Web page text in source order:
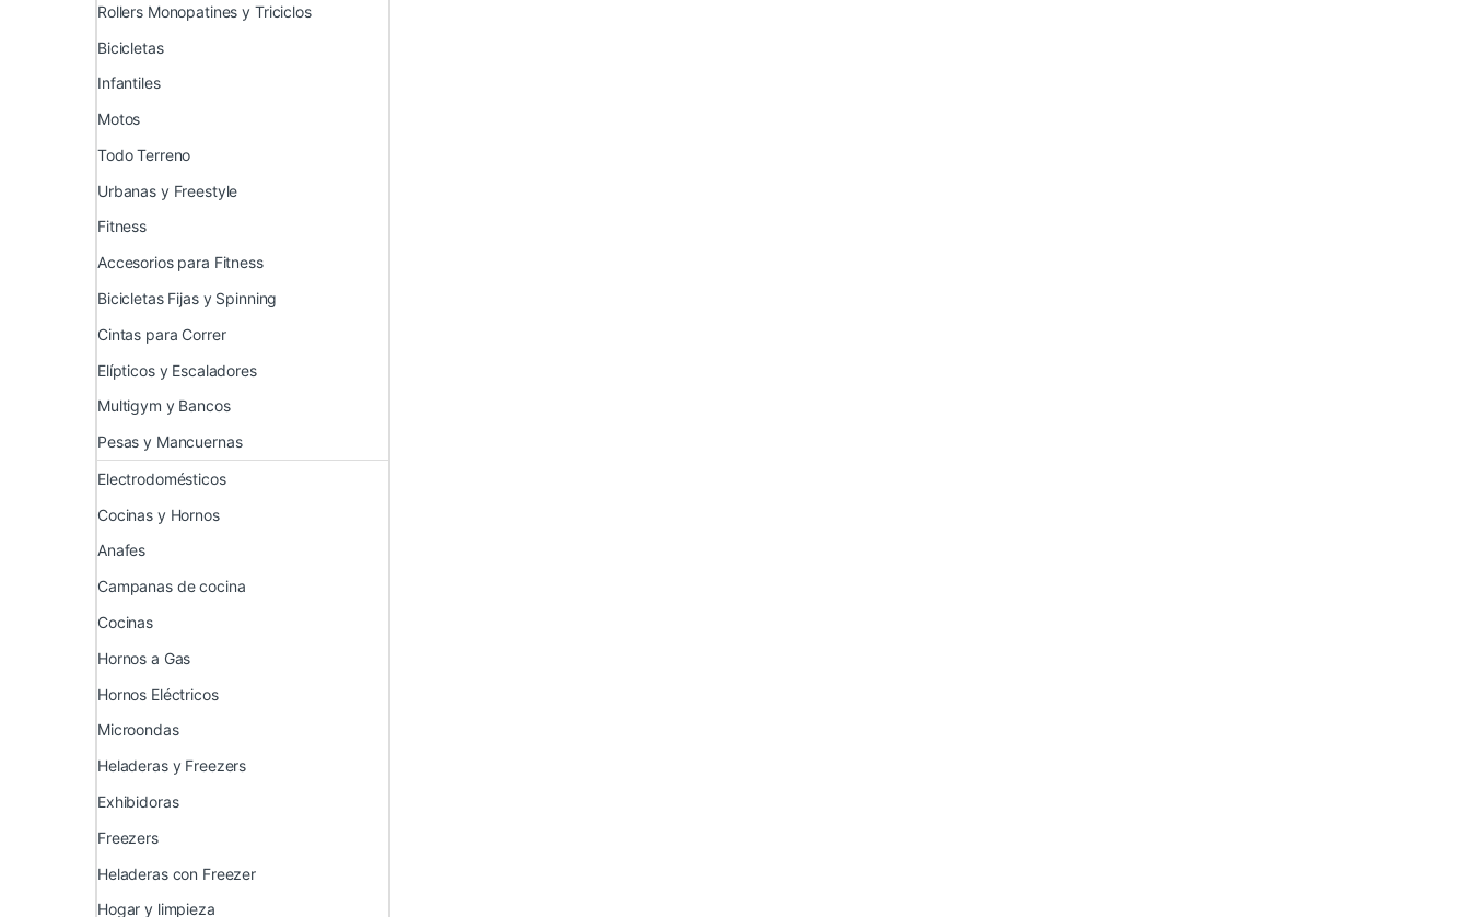
Rollers Monopatines y Triciclos
Bicicletas
Infantiles
Motos
Todo Terreno
Urbanas y Freestyle
Fitness
Accesorios para Fitness
Bicicletas Fijas y Spinning
Cintas para Correr
Elípticos y Escaladores
Multigym y Bancos
Pesas y Mancuernas
Electrodomésticos
Cocinas y Hornos
Anafes
Campanas de cocina
Cocinas
Hornos a Gas
Hornos Eléctricos
Microondas
Heladeras y Freezers
Exhibidoras
Freezers
Heladeras con Freezer
Hogar y limpieza